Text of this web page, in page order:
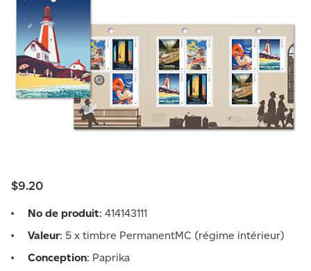
$9.20
No de produit: 414143111
Valeur: 5 x timbre PermanentMC (régime intérieur)
Conception: Paprika